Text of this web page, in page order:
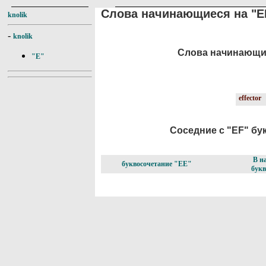
knolik
- knolik
"E"
Слова начинающиеся на
Слова
effector
Соседние с "EF"
буквосочетание "EE"
В